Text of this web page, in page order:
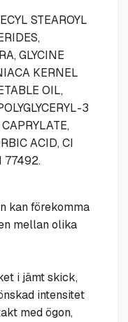
STEAROYL
GLYCINE
KERNEL
OIL,
3
ACID, CI
77492.
kan förekomma
mellan olika
i jämt skick,
intensitet
med ögon,